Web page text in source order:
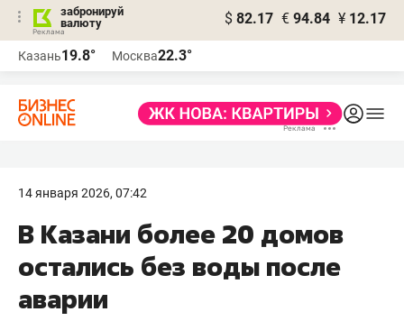
забронируй
валюту
$ 82.17 € 94.84 ¥ 12.17
Казань19.8° Москва22.3°
14 января 2026, 07:42
В Казани более 20 домов
остались без воды после
аварии